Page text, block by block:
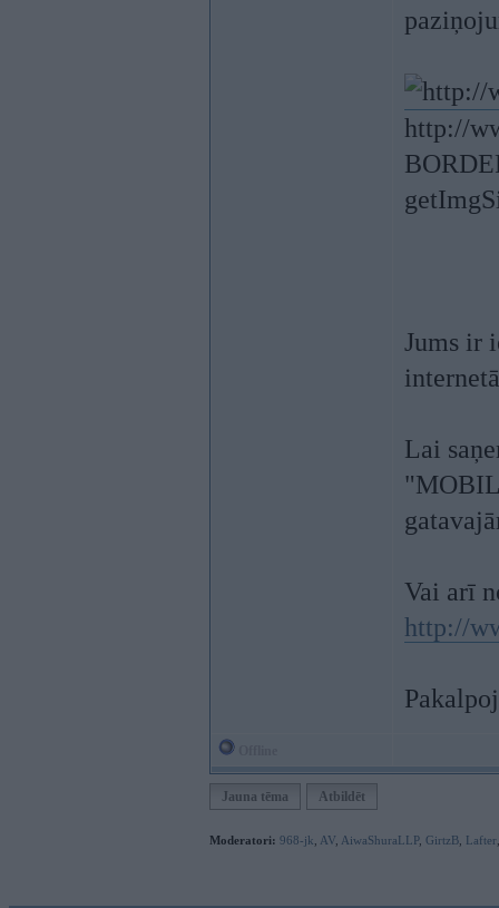
http://
Jums ir
Lai
Vai arī
http://
Jauna tēma Atbildēt
Moderatori: 968-jk AV AiwaShuraLLP, GirtzB Lafter